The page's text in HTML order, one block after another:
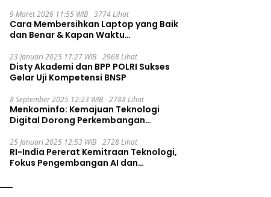
9 Maret 2026 11:55 WIB 3774 Lihat
Cara Membersihkan Laptop yang Baik
dan Benar & Kapan Waktu
23 Januari 2025 17:27 WIB 2968 Lihat
Disty Akademi dan BPP POLRI Sukses
Gelar Uji Kompetensi BNSP
8 September 2025 12:23 WIB 2788 Lihat
Menkominfo: Kemajuan Teknologi
Digital Dorong Perkembangan
25 Januari 2025 12:53 WIB 2728 Lihat
RI-India Pererat Kemitraan Teknologi,
Fokus Pengembangan AI dan